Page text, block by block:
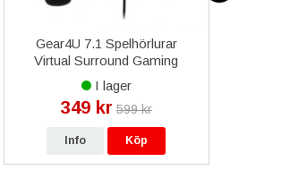
Gear4U 7.1 Spelhörlurar
Virtual Surround Gaming
Headset - Komfort och
Ergonomi
I lager
349 kr 599 kr
Info Köp